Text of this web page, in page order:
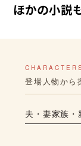
ほかの小説
登場人物から
夫・妻家族・